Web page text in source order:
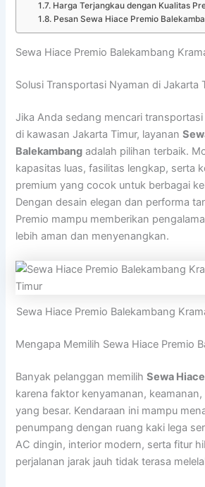
Harga Terjangkau dengan Kualitas
Pesan Sewa Hiace Premio
Sewa Hiace Premio Balekambang
Solusi Transportasi Nyaman di Jakarta
Jika Anda sedang mencari
di kawasan Jakarta Timur, layanan
Balekambang adalah pilihan terbaik.
kapasitas luas, fasilitas lengkap, serta
premium yang cocok untuk berbagai
Dengan desain elegan dan performa
Premio mampu memberikan
lebih aman dan menyenangkan.
Sewa Hiace Premio Balekambang
Mengapa Memilih Sewa Hiace Premio
Banyak pelanggan memilihSewa
karena faktor kenyamanan,
yang besar. Kendaraan ini mampu
penumpang dengan ruang kaki lega
AC dingin, interior modern, serta fitur
perjalanan jarak jauh tidak terasa